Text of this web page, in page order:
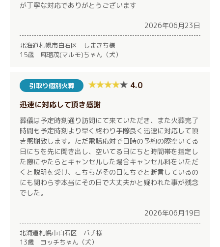
が丁寧な対応でありがとうございます
2026年06月23日
北海道札幌市白石区 しまきち様
15歳 麻瑠茂(マルモ)ちゃん（犬）
引取り個別火葬 4.0
迅速に対応して頂き感謝
葬儀は予定時刻通り訪問にて来ていただき、また火葬完了
時間も予定時刻より早く終わり手際良く迅速に対応して頂
き感謝致します。ただ電話応対で日時の予約の際空いてる
日にちを先に聞き出し、空いてる日にちと時間帯を指定し
た際にやたらとキャンセルした場合キャンセル料をいただ
くと説明を受け、こちらがその日にちでと断言しているの
にも関わらず本当にその日で大丈夫かと疑われた事が残念
でした。
2026年06月19日
北海道札幌市白石区 バチ様
13歳 ヨッチちゃん（犬）